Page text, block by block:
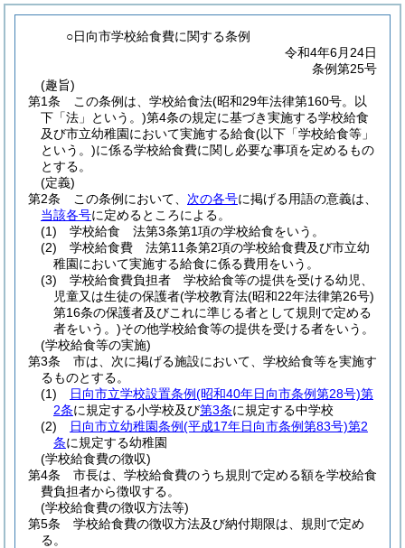
○日向市学校給食費に関する条例
令和4年6月24日
条例第25号
(趣旨)
第1条
この条例は、学校給食法(昭和29年法律第160号。以
下「法」という。)第4条の規定に基づき実施する学校給食
及び市立幼稚園において実施する給食(以下「学校給食等」
という。)に係る学校給食費に関し必要な事項を定めるもの
とする。
(定義)
第2条
この条例において、 次の各号に掲げる用語の意義は、
当該各号に定めるところによる。
(1)
学校給食 法第3条第1項の学校給食をいう。
(2)
学校給食費 法第11条第2項の学校給食費及び市立幼
稚園において実施する給食に係る費用をいう。
(3)
学校給食費負担者 学校給食等の提供を受ける幼児、
児童又は生徒の保護者(学校教育法(昭和22年法律第26号)
第16条の保護者及びこれに準じる者として規則で定める
者をいう。)その他学校給食等の提供を受ける者をいう。
(学校給食等の実施)
第3条
市は、次に掲げる施設において、学校給食等を実施す
るものとする。
(1)
日向市立学校設置条例(昭和40年日向市条例第28号)第
2条に規定する小学校及び第3条に規定する中学校
(2)
日向市立幼稚園条例(平成17年日向市条例第83号)第2
条に規定する幼稚園
(学校給食費の徴収)
第4条
市長は、学校給食費のうち規則で定める額を学校給食
費負担者から徴収する。
(学校給食費の徴収方法等)
第5条
学校給食費の徴収方法及び納付期限は、規則で定め
る。